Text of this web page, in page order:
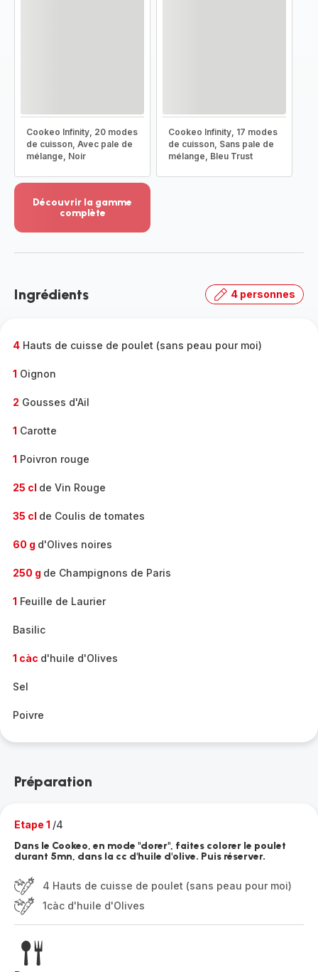
Cookeo Infinity, 20 modes
de cuisson, Avec pale de
mélange, Noir
Cookeo Infinity, 17 modes
de cuisson, Sans pale de
mélange, Bleu Trust
Découvrir la gamme
complète
-
gamme
Ingrédients 4 personnes
4 Hauts de cuisse de poulet (sans peau pour moi)
1 Oignon
2 Gousses d'Ail
1 Carotte
1 Poivron rouge
25 cl de Vin Rouge
35 cl de Coulis de tomates
60 g d'Olives noires
250 g de Champignons de Paris
1 Feuille de Laurier
Basilic
1 càc d'huile d'Olives
Sel
Poivre
Préparation
Etape 1 /4
Dans le Cookeo, en mode "dorer", faites colorer le poulet
durant 5mn, dans la cc d'huile d'olive. Puis réserver.
4 Hauts de cuisse de poulet (sans peau pour moi)
1càc d'huile d'Olives